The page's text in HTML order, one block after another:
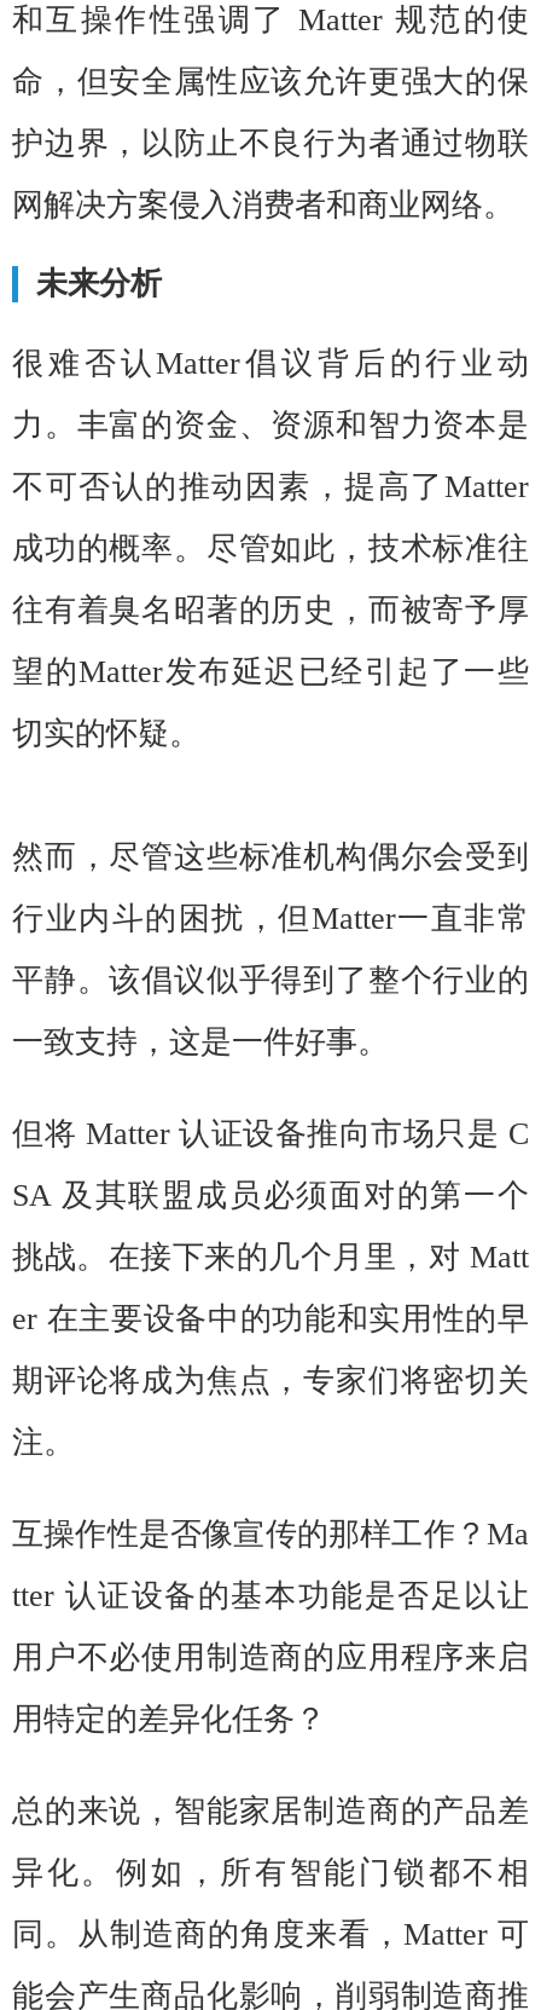
和互操作性强调了 Matter 规范的使
命，但安全属性应该允许更强大的保
护边界，以防止不良行为者通过物联
网解决方案侵入消费者和商业网络。
未来分析
很难否认Matter倡议背后的行业动
力。丰富的资金、资源和智力资本是
不可否认的推动因素，提高了Matter
成功的概率。尽管如此，技术标准往
往有着臭名昭著的历史，而被寄予厚
望的Matter发布延迟已经引起了一些
切实的怀疑。
然而，尽管这些标准机构偶尔会受到
行业内斗的困扰，但Matter一直非常
平静。该倡议似乎得到了整个行业的
一致支持，这是一件好事。
但将 Matter 认证设备推向市场只是 C
SA 及其联盟成员必须面对的第一个
挑战。在接下来的几个月里，对 Matt
er 在主要设备中的功能和实用性的早
期评论将成为焦点，专家们将密切关
注。
互操作性是否像宣传的那样工作？Ma
tter 认证设备的基本功能是否足以让
用户不必使用制造商的应用程序来启
用特定的差异化任务？
总的来说，智能家居制造商的产品差
异化。例如，所有智能门锁都不相
同。从制造商的角度来看，Matter 可
能会产生商品化影响，削弱制造商推